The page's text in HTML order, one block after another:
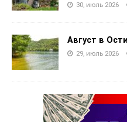
30, июль 2026
Август в
29, июль 2026